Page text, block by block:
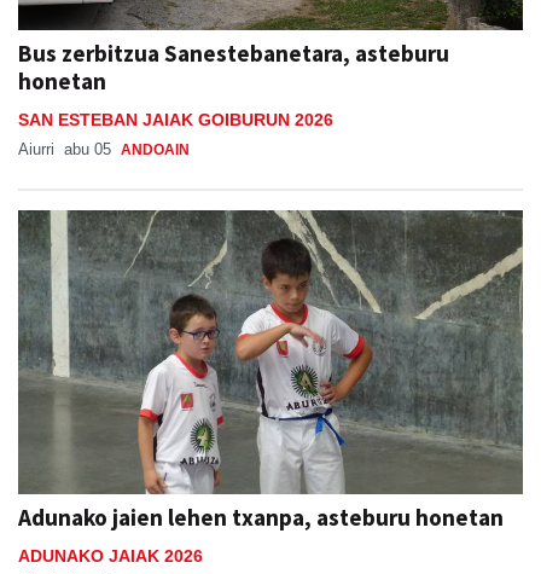
Bus zerbitzua Sanestebanetara, asteburu
honetan
SAN ESTEBAN JAIAK GOIBURUN 2026
Aiurri abu 05 ANDOAIN
Adunako jaien lehen txanpa, asteburu honetan
ADUNAKO JAIAK 2026